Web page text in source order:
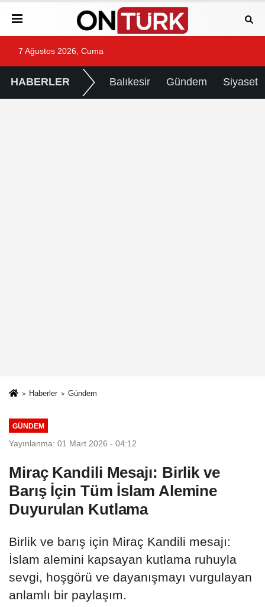
7 Ağustos 2026, Cuma
HABERLER Balıkesir Gündem Siyaset
Haberler Gündem
GÜNDEM
Yayınlanma: 01 Mart 2026 - 04:12
Miraç Kandili Mesajı: Birlik ve
Barış İçin Tüm İslam Alemine
Duyurulan Kutlama
Birlik ve barış için Miraç Kandili mesajı:
İslam alemini kapsayan kutlama ruhuyla
sevgi, hoşgörü ve dayanışmayı vurgulayan
anlamlı bir paylaşım.